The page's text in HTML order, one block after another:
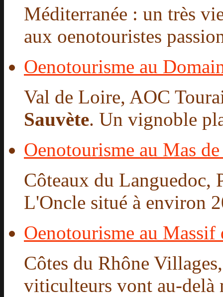
Méditerranée : un très
aux oenotouristes
Oenotourisme au
Val de Loire, AOC
Sauvète. Un vignoble
Oenotourisme au Mas
Côteaux du Languedoc,
L'Oncle situé à environ
Oenotourisme au Massif
Côtes du Rhône
viticulteurs vont au-delà